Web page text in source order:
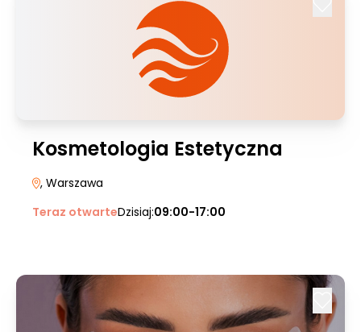
Kosmetologia Estetyczna
, Warszawa
Teraz otwarteDzisiaj:09:00-17:00